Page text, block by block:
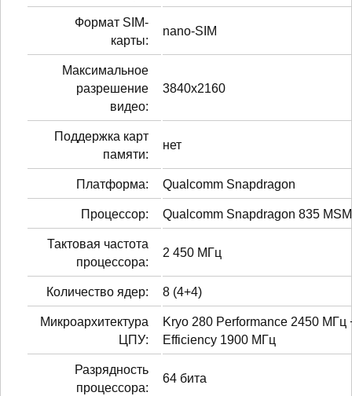
Формат SIM-
карты:
nano-SIM
Максимальное
разрешение
видео:
3840x2160
Поддержка карт
памяти:
нет
Платформа: Qualcomm Snapdragon
Процессор: Qualcomm Snapdragon 835
Тактовая частота
процессора:
2 450 МГц
Количество ядер: 8 (4+4)
Микроархитектура
ЦПУ:
Kryo 280 Performance 2450 МГц
Efficiency 1900 МГц
Разрядность
процессора:
64 бита